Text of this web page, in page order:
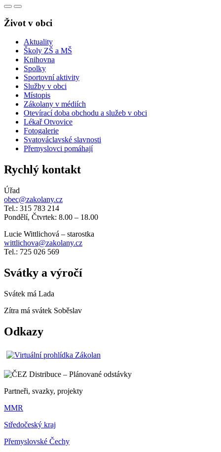
Život v obci
Aktuality
Školy ZŠ a MŠ
Knihovna
Spolky
Sportovní aktivity
Služby v obci
Místopis
Zákolany v médiích
Otevírací doba obchodu a služeb v obci
Lékař Otvovice
Fotogalerie
Svatováclavské slavnosti
Přemyslovci pomáhají
Rychlý kontakt
Úřad
obec@zakolany.cz
Tel.: 315 783 214
Pondělí, Čtvrtek: 8.00 – 18.00
Lucie Wittlichová – starostka
wittlichova@zakolany.cz
Tel.: 725 026 569
Svátky a výročí
Svátek má Lada
Zítra má svátek Soběslav
Odkazy
Partneři, svazky, projekty
MMR
Středočeský kraj
Přemyslovské Čechy